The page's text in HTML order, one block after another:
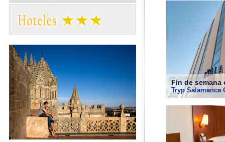
Fin de semana
Tryp Salamanca